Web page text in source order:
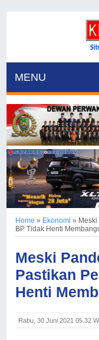
MENU
Home » Ekonomi »
BP Tidak Henti
Meski
Pastikan
Henti
Rabu, 30 Juni 2021 05.32